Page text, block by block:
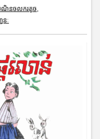
ណិនចលករតូច,
នៈ